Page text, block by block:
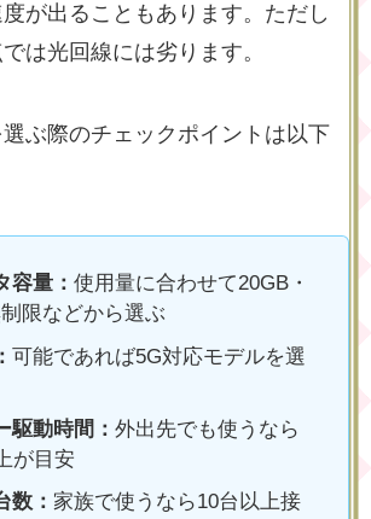
が出ることもあります。ただし
は光回線には劣ります。
ぶ際のチェックポイントは以下
容量：使用量に合わせて20GB・
限などから選ぶ
可能であれば5G対応モデルを選
駆動時間：外出先でも使うなら
が目安
数： 家族で使うなら10台以上接